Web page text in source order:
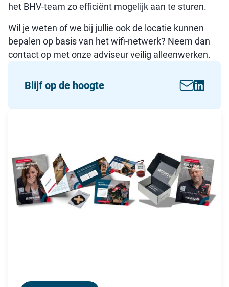
het BHV-team zo efficiënt mogelijk aan te sturen.
Wil je weten of we bij jullie ook de locatie kunnen
bepalen op basis van het wifi-netwerk? Neem dan
contact op met onze adviseur veilig alleenwerken.
Blijf op de hoogte